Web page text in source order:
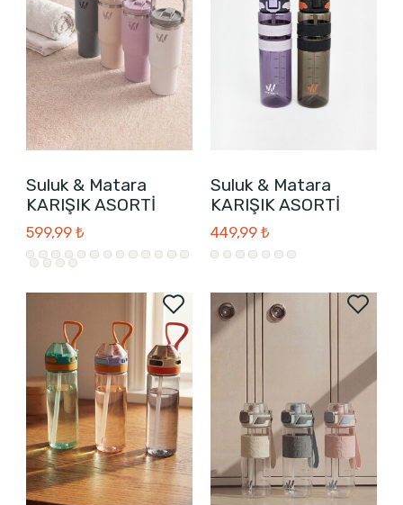
Suluk & Matara
KARIŞIK ASORTİ
599,99 ₺
Suluk & Matara
KARIŞIK ASORTİ
449,99 ₺